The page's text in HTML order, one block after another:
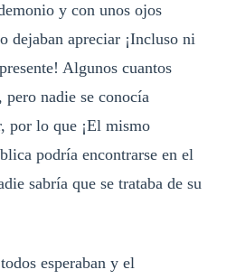
y con unos ojos
dejaban apreciar ¡Incluso ni
Algunos cuantos
pero nadie se conocía
por lo que ¡El mismo
podría encontrarse en el
sabría que se trataba de su
esperaban y el